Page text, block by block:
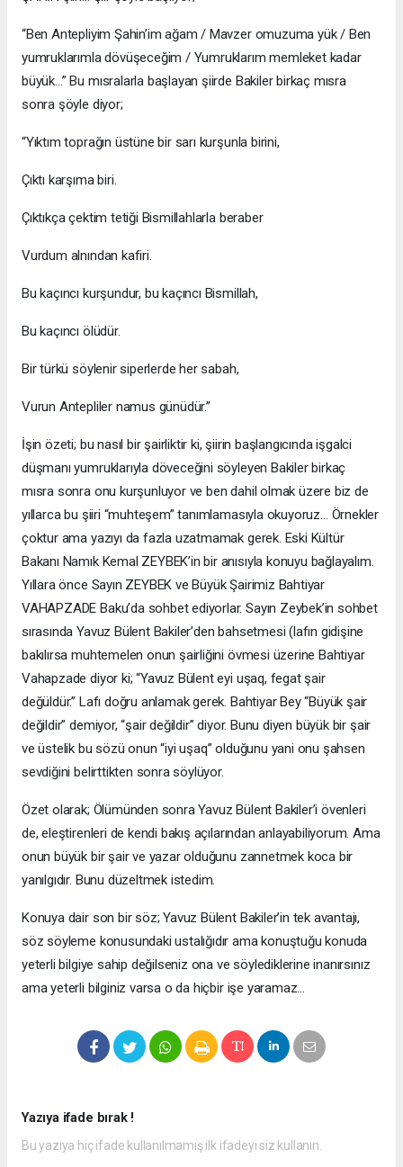
“Ben Antepliyim Şahin’im ağam / Mavzer omuzuma yük / Ben
yumruklarımla dövüşeceğim / Yumruklarım memleket kadar
büyük…” Bu mısralarla başlayan şiirde Bakiler birkaç mısra
sonra şöyle diyor;
“Yıktım toprağın üstüne bir sarı kurşunla birini,
Çıktı karşıma biri.
Çıktıkça çektim tetiği Bismillahlarla beraber
Vurdum alnından kafiri.
Bu kaçıncı kurşundur, bu kaçıncı Bismillah,
Bu kaçıncı ölüdür.
Bir türkü söylenir siperlerde her sabah,
Vurun Antepliler namus günüdür.”
İşin özeti; bu nasıl bir şairliktir ki, şiirin başlangıcında işgalci
düşmanı yumruklarıyla döveceğini söyleyen Bakiler birkaç
mısra sonra onu kurşunluyor ve ben dahil olmak üzere biz de
yıllarca bu şiiri “muhteşem” tanımlamasıyla okuyoruz… Örnekler
çoktur ama yazıyı da fazla uzatmamak gerek. Eski Kültür
Bakanı Namık Kemal ZEYBEK’in bir anısıyla konuyu bağlayalım.
Yıllara önce Sayın ZEYBEK ve Büyük Şairimiz Bahtiyar
VAHAPZADE Baku’da sohbet ediyorlar. Sayın Zeybek’in sohbet
sırasında Yavuz Bülent Bakiler’den bahsetmesi (lafın gidişine
bakılırsa muhtemelen onun şairliğini övmesi üzerine Bahtiyar
Vahapzade diyor ki; “Yavuz Bülent eyi uşaq, fegat şair
değüldür.” Lafı doğru anlamak gerek. Bahtiyar Bey “Büyük şair
değildir” demiyor, “şair değildir” diyor. Bunu diyen büyük bir şair
ve üstelik bu sözü onun “iyi uşaq” olduğunu yani onu şahsen
sevdiğini belirttikten sonra söylüyor.
Özet olarak; Ölümünden sonra Yavuz Bülent Bakiler’i övenleri
de, eleştirenleri de kendi bakış açılarından anlayabiliyorum. Ama
onun büyük bir şair ve yazar olduğunu zannetmek koca bir
yanılgıdır. Bunu düzeltmek istedim.
Konuya dair son bir söz; Yavuz Bülent Bakiler’in tek avantajı,
söz söyleme konusundaki ustalığıdır ama konuştuğu konuda
yeterli bilgiye sahip değilseniz ona ve söylediklerine inanırsınız
ama yeterli bilginiz varsa o da hiçbir işe yaramaz…
Yazıya ifade bırak !
Bu yazıya hiç ifade kullanılmamış ilk ifadeyi siz kullanın.